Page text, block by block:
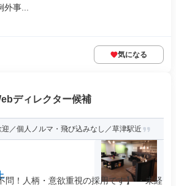
事...
気になる
ディレクター候補
／個人ノルマ・飛び込みなし／草津駅近
問！人柄・意欲重視の採用です】 ・未経